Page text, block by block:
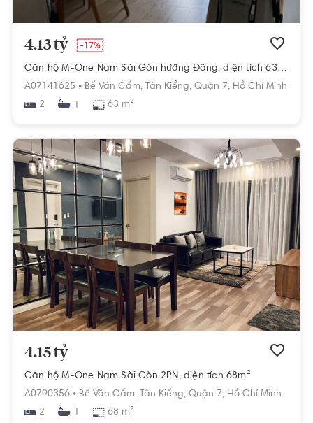
4.13 tỷ -17%
Căn hộ M-One Nam Sài Gòn hướng Đông, diện tích 63m²
A07141625 • Bế Văn Cấm, Tân Kiểng, Quận 7, Hồ Chí Minh
2
1 63 m²
4.15 tỷ
Căn hộ M-One Nam Sài Gòn 2PN, diện tích 68m²
A0790356 • Bế Văn Cấm, Tân Kiểng, Quận 7, Hồ Chí Minh
2
1 68 m²